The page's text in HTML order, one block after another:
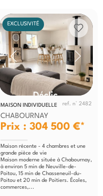
EXCLUSIVITÉ
MAISON INDIVIDUELLE ref. n° 2482
CHABOURNAY
Prix : 304 500 €*
Maison récente - 4 chambres et une
grande pièce de vie
Maison moderne située à Chabournay,
à environ 5 min de Neuville-de-
Poitou, 15 min de Chasseneuil-du-
Poitou et 20 min de Poitiers. Écoles,
commerces,...